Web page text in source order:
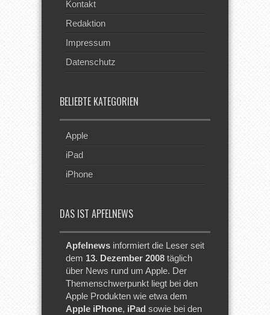
Kontakt
Redaktion
Impressum
Datenschutz
BELIEBTE KATEGORIEN
Apple
iPad
iPhone
DAS IST APFELNEWS
Apfelnews informiert die Leser seit
dem 13. Dezember 2008 täglich
über News rund um Apple. Der
Themenschwerpunkt liegt bei den
Apple Produkten wie etwa dem
Apple iPhone, iPad sowie bei den